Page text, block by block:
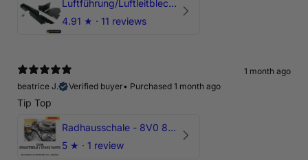
Luftführung/Luftleitblech 5" 125mm offene Ansaugung HPerformance
4.91 ★ · 11 reviews
1 month ago
beatrice J.
Verified buyer• Purchased 1 month ago
Tip Top
Radhausschale - 8V0 821 191 C - Original Ersatzteil für Audi RS3 Sportback
5 ★ · 1 review